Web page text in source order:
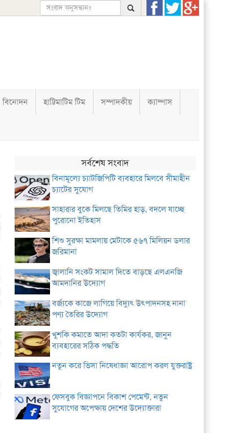
বিনোদন হাট্টিমাটিম টিম সম্পাদকীয় ক্যাম্পাস
সর্বশেষ সংবাদ
বিনামূল্যে চ্যাটজিপিটি ব্যবহারে মিলবে সীমাহীন
চ্যাটের সুযোগ
সাহারার বুকে মিলছে তিমির হাড়, বদলে যাচ্ছে
পুরোনো ইতিহাস
শিশু সুরক্ষা মামলায় মেটাকে ৫৬৭ মিলিয়ন ডলার
জরিমানা
জ্বালানি সংকট সামাল দিতে বাড়ছে এলএনজি
আমদানির উদ্যোগ
বর্জ্যকে কাজে লাগিয়ে বিদ্যুৎ উৎপাদনসহ নানা
পণ্য তৈরির উদ্যোগ
খুশকি কমাতে আদা কতটা কার্যকর, জানুন
ব্যবহারের সঠিক পদ্ধতি
নতুন করে ভিসা নিষেধাজ্ঞা আরোপ করল যুক্তরাষ্ট্র
ফেসবুক বিজ্ঞাপনে বিকাশ পেমেন্ট, নতুন
সুযোগের অপেক্ষায় দেশের উদ্যোক্তারা